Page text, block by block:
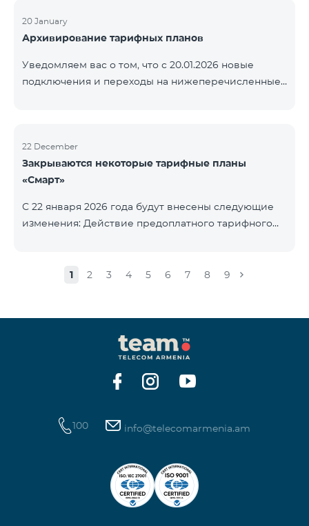
только в тех регионах, где их трансляция является
обязательной. Данные изменения реализуются в
телевизионной платформы и полностью
соответствуют нормам местного вещания.
20 January
Архивирование тарифных планов
Уведомляем вас о том, что с 20.01.2026 новые
подключения и переходы на нижеперечисленные
22 December
Закрываются некоторые тарифные планы
«Смарт»
С 22 января 2026 года будут внесены следующие
изменения: Действие предоплатного тарифного
на тарифный план «BeFree 5000 unlimit», который
500 SMS, 200 МБ в роуминге, 60 TV каналов.
Ежемесячная абонентская плата за тарифный план
«BeFree 5000 unlimit» составляет 5000 драм.
Действие предоплатного тарифного плана «Смарт
1 2 3 4 5 6 7 8 9
100 info@telecomarmenia.am